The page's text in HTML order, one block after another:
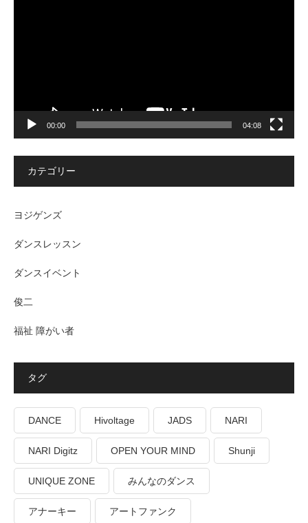
00:00 04:08
カテゴリー
ヨジゲンズ
ダンスレッスン
ダンスイベント
俊二
福祉 障がい者
タグ
DANCE Hivoltage JADS NARI
NARI Digitz OPEN YOUR MIND Shunji
UNIQUE ZONE みんなのダンス
アナーキー アートファンク